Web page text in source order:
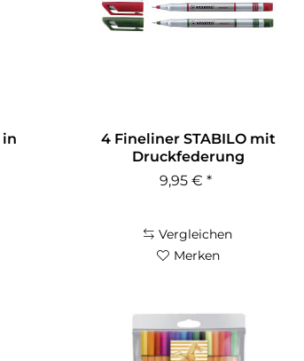
in
4 Fineliner STABILO mit
Druckfederung
9,95 € *
Vergleichen
Merken